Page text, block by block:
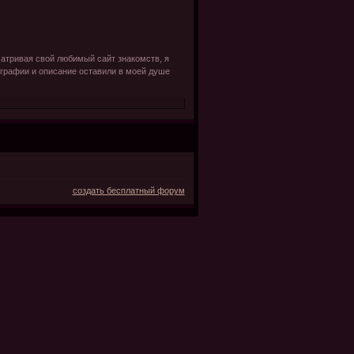
сайт знакомств, я
и описание оставили в моей душе
создать бесплатный форум